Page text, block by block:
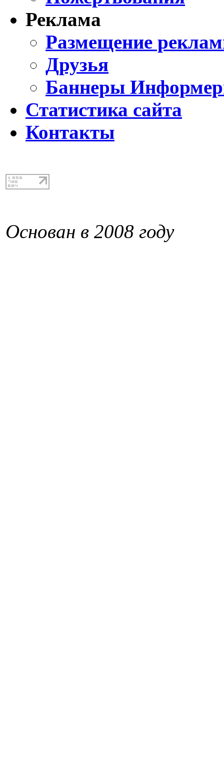
Реклама
Размещение
Друзья
Баннеры
Статистика сайта
Контакты
Основан в 2008 году